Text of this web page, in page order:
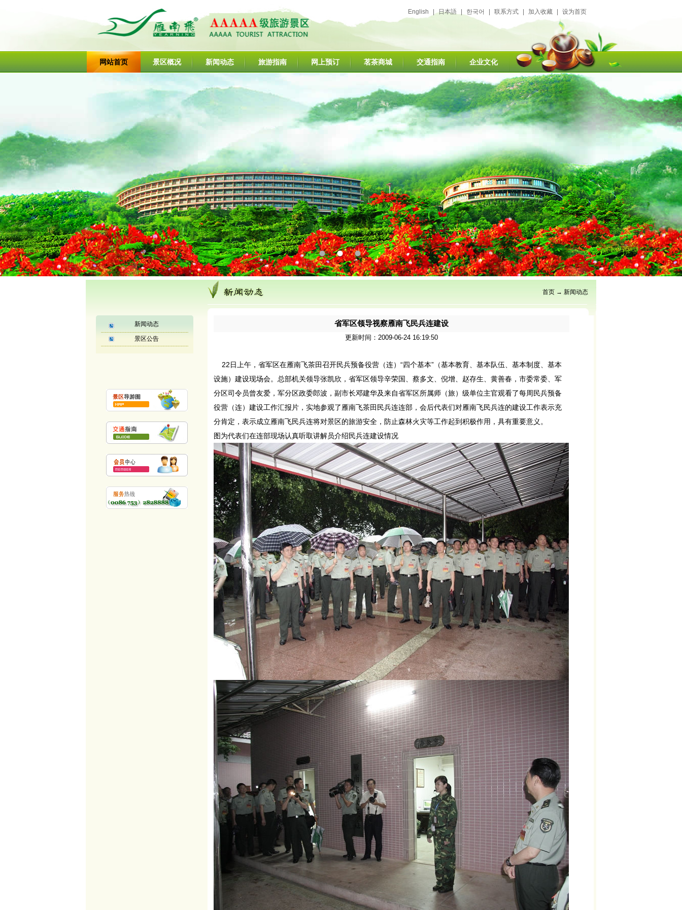
English 日本語 한국어 联系方式 加入收藏 设为首页
网站首页 景区概况 新闻动态 旅游指南 网上预订 茗茶商城 交通指南 企业文化
1 2 3
新闻动态
景区公告
首页 → 新闻动态
省军区领导视察雁南飞民兵连建设
更新时间：2009-06-24 16:19:50
22日上午，省军区在雁南飞茶田召开民兵预备役营（连）“四个基本”（基本教育、基本队伍、基本制度、基本
设施）建设现场会。总部机关领导张凯欣，省军区领导辛荣国、蔡多文、倪增、赵存生、黄善春，市委常委、军
分区司令员曾友爱，军分区政委郎波，副市长邓建华及来自省军区所属师（旅）级单位主官观看了每周民兵预备
役营（连）建设工作汇报片，实地参观了雁南飞茶田民兵连连部，会后代表们对雁南飞民兵连的建设工作表示充
分肯定，表示成立雁南飞民兵连将对景区的旅游安全，防止森林火灾等工作起到积极作用，具有重要意义。
图为代表们在连部现场认真听取讲解员介绍民兵连建设情况